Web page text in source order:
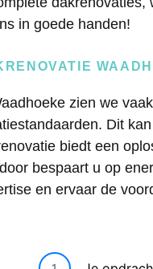
in goede handen!
zien we
Dit
biedt een
bespaart u op
en ervaar de